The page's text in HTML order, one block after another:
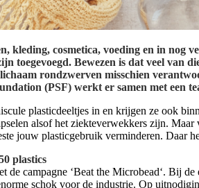
kleding, cosmetica, voeding en in nog
toegevoegd. Bewezen is dat veel van
rondzwerven misschien
(PSF) werkt er samen met een
plasticdeeltjes in en krijgen ze ook
alsof het ziekteverwekkers zijn.
jouw plasticgebruik verminderen. Daar
plastics
de campagne ‘Beat the Microbead‘. Bij
schok voor de industrie. Op